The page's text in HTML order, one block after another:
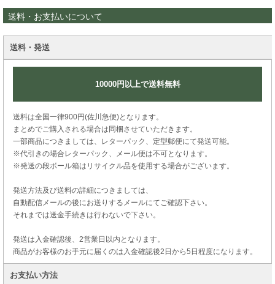
送料・お支払いについて
送料・発送
10000円以上で送料無料
送料は全国一律900円(佐川急便)となります。
まとめでご購入される場合は同梱させていただきます。
一部商品につきましては、レターパック、定型郵便にて発送可能。
※代引きの場合レターパック、メール便は不可となります。
※発送の段ボール箱はリサイクル品を使用する場合がございます。
発送方法及び送料の詳細につきましては、
自動配信メールの後にお送りするメールにてご確認下さい。
それまでは送金手続きは行わないで下さい。
発送は入金確認後、2営業日以内となります。
商品がお客様のお手元に届くのは入金確認後2日から5日程度になります。
お支払い方法